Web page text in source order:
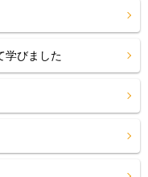
学びました